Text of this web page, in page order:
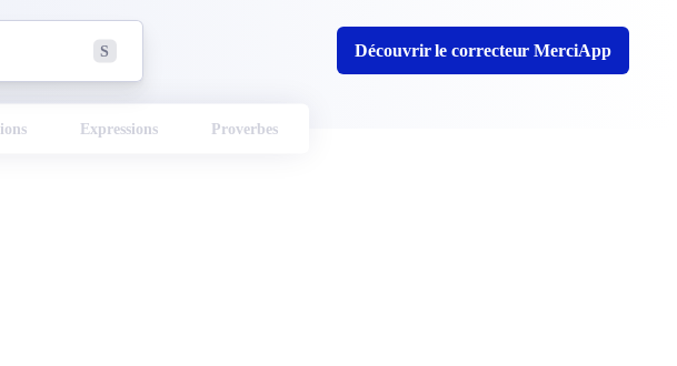
S Découvrir le correcteur MerciApp
Expressions Proverbes